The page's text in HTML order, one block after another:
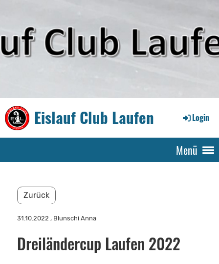
Eislauf Club Laufen Login
Menü
Zurück
31.10.2022 , Blunschi Anna
Dreiländercup Laufen 2022